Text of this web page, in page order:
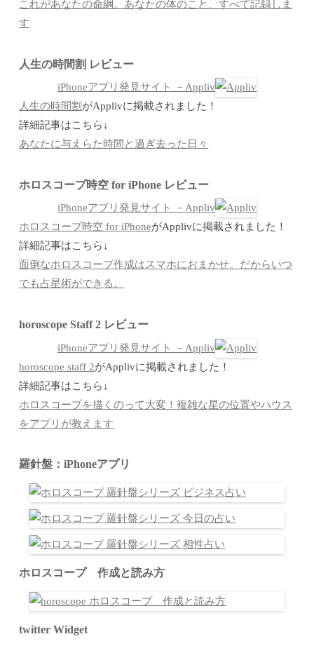
これがあなたの命綱。あなたの体のこと、すべて記録しま
す
人生の時間割 レビュー
iPhoneアプリ発見サイト －Appliv
人生の時間割 がApplivに掲載されました！
詳細記事はこちら↓
あなたに与えらた時間と過ぎ去った日々
ホロスコープ時空 for iPhone レビュー
iPhoneアプリ発見サイト －Appliv
ホロスコープ時空 for iPhoneがApplivに掲載されました！
詳細記事はこちら↓
面倒なホロスコープ作成はスマホにおまかせ。だからいつ
でも占星術ができる。
horoscope Staff 2 レビュー
iPhoneアプリ発見サイト －Appliv
horoscope staff 2がApplivに掲載されました！
詳細記事はこちら↓
ホロスコープを描くのって大変！複雑な星の位置やハウス
をアプリが教えます
羅針盤：iPhoneアプリ
ホロスコープ 作成と読み方
twitter Widget